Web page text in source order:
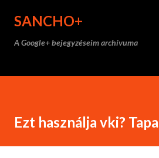
SANCHO+
A Google+ bejegyzéseim archívuma
Ezt használja vki?